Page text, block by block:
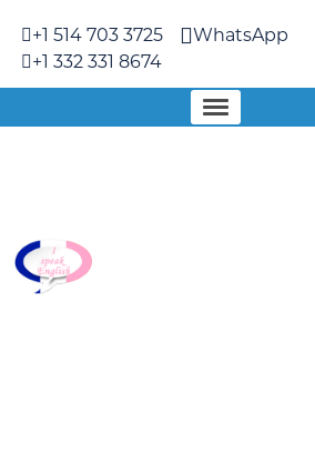
+1 514 703 3725
+1 332 331 8674
WhatsApp